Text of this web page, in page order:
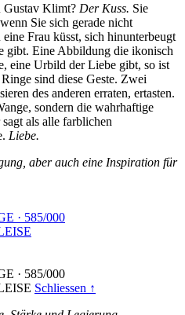
Gustav Klimt? Der Kuss. Sie
Sie sich gerade nicht
Frau küsst, sich hinunterbeugt
gibt. Eine Abbildung die ikonisch
eine Urbild der Liebe gibt, so ist
sind diese Geste. Zwei
des anderen erraten, ertasten.
sondern die wahrhaftige
als alle farblichen
Liebe.
aber auch eine Inspiration für
· 585/000
· 585/000
Schliessen ↑